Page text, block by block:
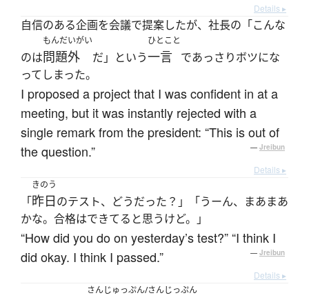
Details ▸
自信のある企画を会議で提案したが、社長の「こんな
のは
もんだいがい
問題外 だ」という
ひとこと
一言 であっさりボツにな
ってしまった。
I proposed a project that I was confident in at a
meeting, but it was instantly rejected with a
single remark from the president: “This is out of
the question.”
— Jreibun
Details ▸
「
きのう
昨日のテスト、どうだった？」「うーん、まあまあ
かな。合格はできてると思うけど。」
“How did you do on yesterday’s test?” “I think I
did okay. I think I passed.”
— Jreibun
Details ▸
さんじゅっぷん/さんじっぷん